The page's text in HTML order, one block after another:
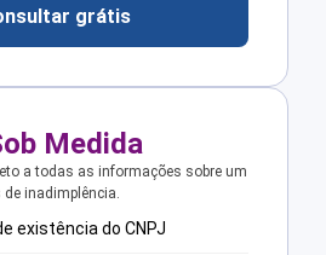
grátis
Medida
a todas as informações sobre um
de inadimplência.
existência do CNPJ